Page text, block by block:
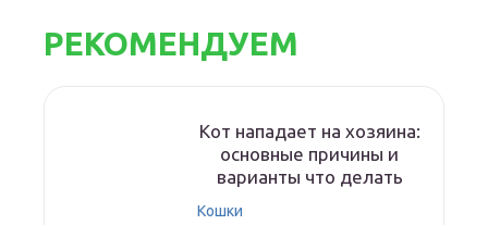
РЕКОМЕНДУЕМ
Кот нападает на хозяина:
основные причины и
варианты что делать
Кошки